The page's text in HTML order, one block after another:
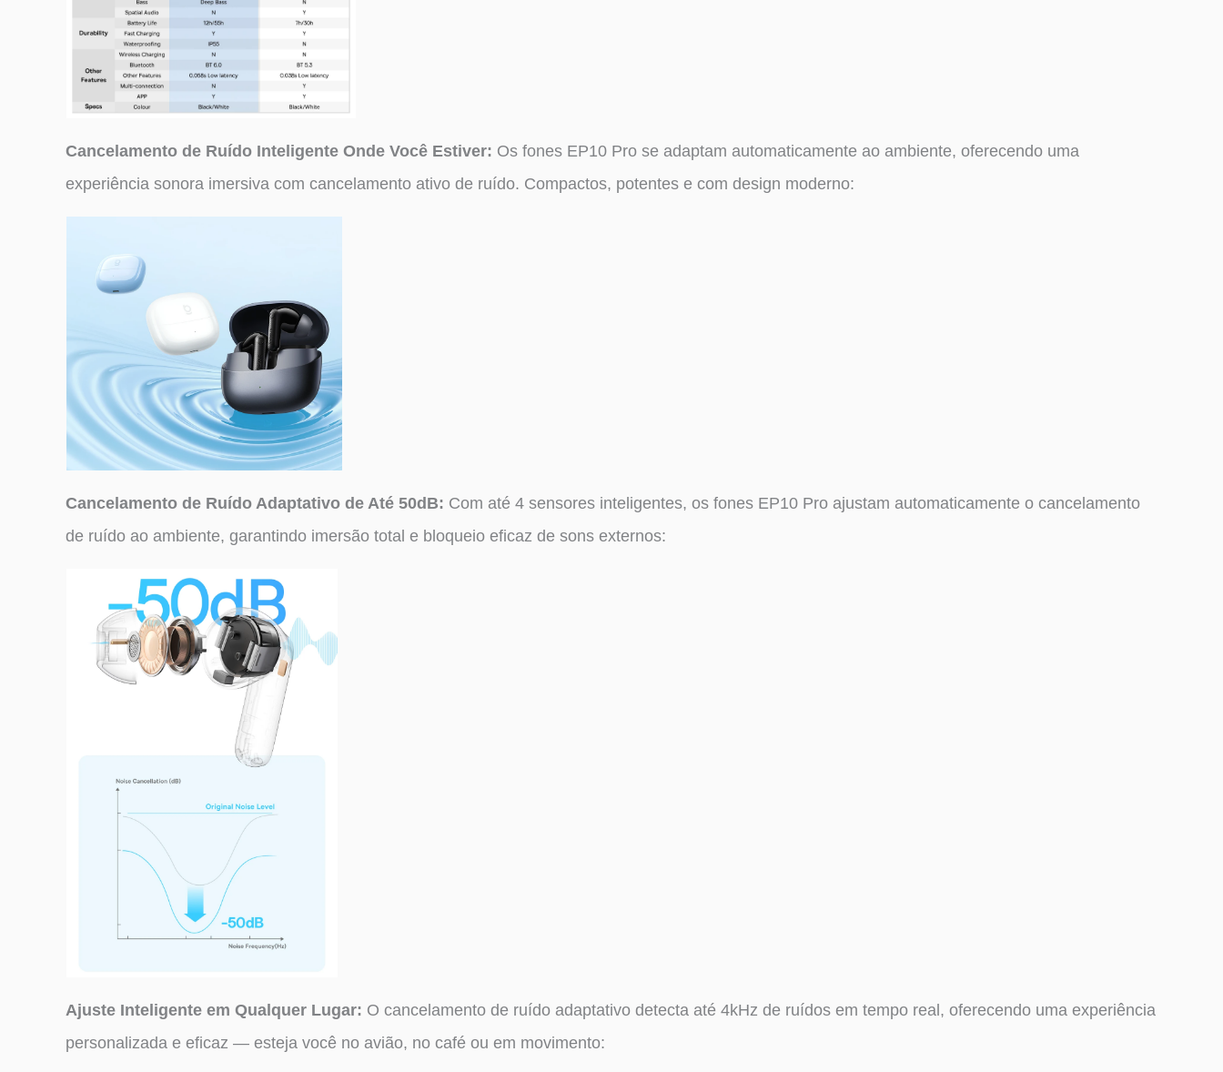
Cancelamento de Ruído Inteligente Onde Você Estiver: Os fones EP10 Pro se adaptam automaticamente ao ambiente, oferecendo uma
experiência sonora imersiva com cancelamento ativo de ruído. Compactos, potentes e com design moderno:
Cancelamento de Ruído Adaptativo de Até 50dB: Com até 4 sensores inteligentes, os fones EP10 Pro ajustam automaticamente o cancelamento
de ruído ao ambiente, garantindo imersão total e bloqueio eficaz de sons externos:
Ajuste Inteligente em Qualquer Lugar: O cancelamento de ruído adaptativo detecta até 4kHz de ruídos em tempo real, oferecendo uma experiência
personalizada e eficaz — esteja você no avião, no café ou em movimento: